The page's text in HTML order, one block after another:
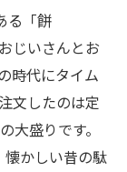
る「餅
じいさんとお
時代にタイム
文したのは定
大盛りです。
かしい昔の駄